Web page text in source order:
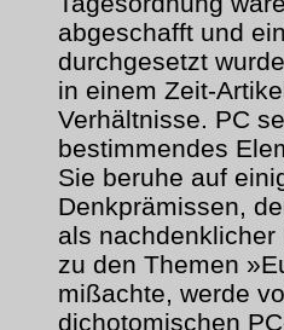
abgeschafft und
durchgesetzt
in einem Zeit-
Verhältnisse. PC
bestimmendes
Sie beruhe auf
Denkprämissen,
als
zu den Themen
mißachte, werde
dichotomischen